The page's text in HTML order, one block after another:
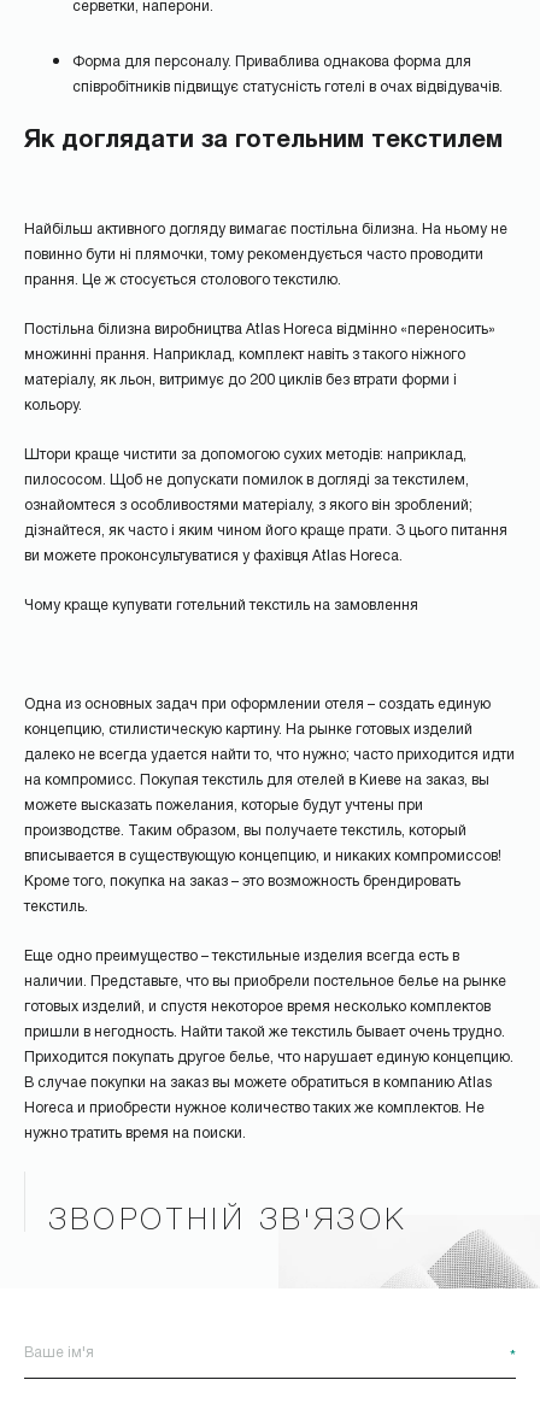
серветки, наперони.
Форма для персоналу. Приваблива однакова форма для
співробітників підвищує статусність готелі в очах відвідувачів.
Як доглядати за готельним текстилем
Найбільш активного догляду вимагає постільна білизна. На ньому не
повинно бути ні плямочки, тому рекомендується часто проводити
прання. Це ж стосується столового текстилю.
Постільна білизна виробництва Atlas Horeca відмінно «переносить»
множинні прання. Наприклад, комплект навіть з такого ніжного
матеріалу, як льон, витримує до 200 циклів без втрати форми і
кольору.
Штори краще чистити за допомогою сухих методів: наприклад,
пилососом. Щоб не допускати помилок в догляді за текстилем,
ознайомтеся з особливостями матеріалу, з якого він зроблений;
дізнайтеся, як часто і яким чином його краще прати. З цього питання
ви можете проконсультуватися у фахівця Atlas Horeca.
Чому краще купувати готельний текстиль на замовлення
Одна из основных задач при оформлении отеля – создать единую
концепцию, стилистическую картину. На рынке готовых изделий
далеко не всегда удается найти то, что нужно; часто приходится идти
на компромисс. Покупая текстиль для отелей в Киеве на заказ, вы
можете высказать пожелания, которые будут учтены при
производстве. Таким образом, вы получаете текстиль, который
вписывается в существующую концепцию, и никаких компромиссов!
Кроме того, покупка на заказ – это возможность брендировать
текстиль.
Еще одно преимущество – текстильные изделия всегда есть в
наличии. Представьте, что вы приобрели постельное белье на рынке
готовых изделий, и спустя некоторое время несколько комплектов
пришли в негодность. Найти такой же текстиль бывает очень трудно.
Приходится покупать другое белье, что нарушает единую концепцию.
В случае покупки на заказ вы можете обратиться в компанию Atlas
Horeca и приобрести нужное количество таких же комплектов. Не
нужно тратить время на поиски.
ЗВОРОТНІЙ ЗВ'ЯЗОК
*